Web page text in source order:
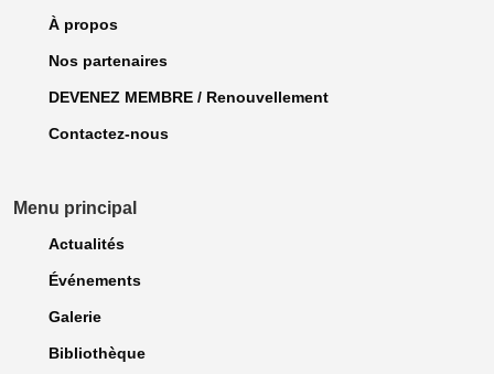
À propos
Nos partenaires
DEVENEZ MEMBRE / Renouvellement
Contactez-nous
Menu principal
Actualités
Événements
Galerie
Bibliothèque